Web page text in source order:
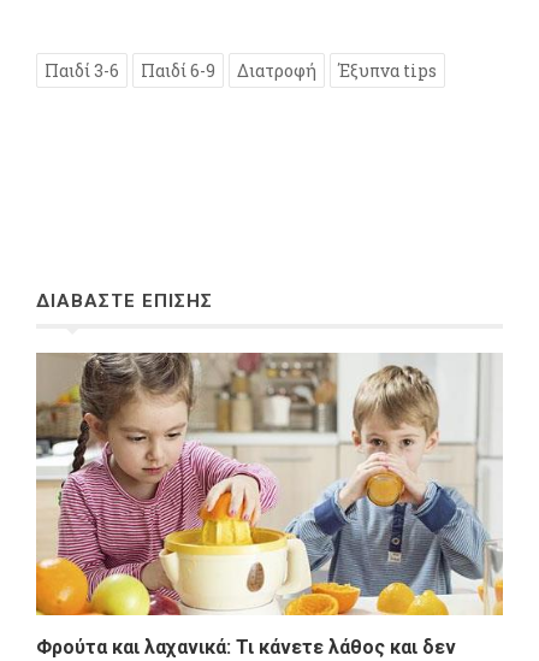
Παιδί 3-6 Παιδί 6-9 Διατροφή Έξυπνα tips
ΔΙΑΒΑΣΤΕ ΕΠΙΣΗΣ
Φρούτα και λαχανικά: Τι κάνετε λάθος και δεν